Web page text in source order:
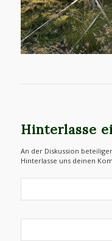
Hinterlasse
An der Diskussion
Hinterlasse uns deinen